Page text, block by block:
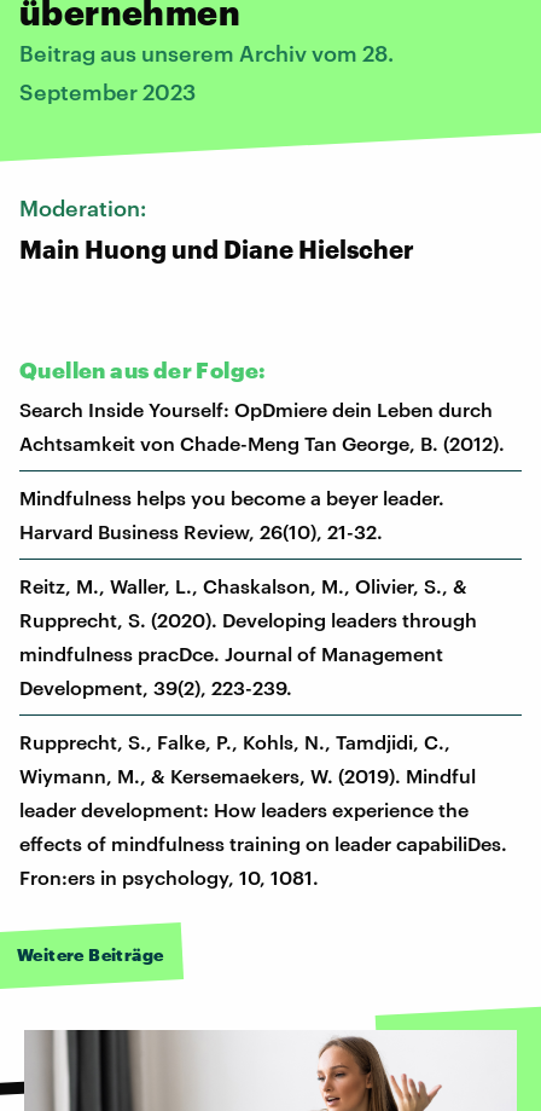
übernehmen
Beitrag aus unserem Archiv vom 28.
September 2023
Moderation:
Main Huong und Diane Hielscher
Quellen aus der Folge:
Search Inside Yourself: OpDmiere dein Leben durch
Achtsamkeit von Chade-Meng Tan George, B. (2012).
Mindfulness helps you become a beyer leader.
Harvard Business Review, 26(10), 21-32.
Reitz, M., Waller, L., Chaskalson, M., Olivier, S., &
Rupprecht, S. (2020). Developing leaders through
mindfulness pracDce. Journal of Management
Development, 39(2), 223-239.
Rupprecht, S., Falke, P., Kohls, N., Tamdjidi, C.,
Wiymann, M., & Kersemaekers, W. (2019). Mindful
leader development: How leaders experience the
effects of mindfulness training on leader capabiliDes.
Fron:ers in psychology, 10, 1081.
Weitere Beiträge